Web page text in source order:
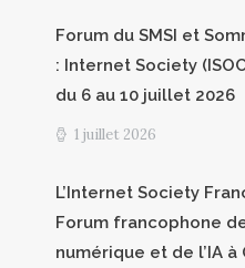
Forum du SMSI et
: Internet Society
du 6 au 10 juillet 2026
1 juillet 2026
L’Internet Society
Forum francophone
numérique et de l’IA